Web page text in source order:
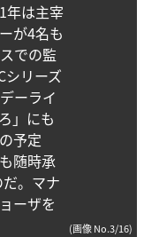
年は主宰
が4名も
での監
シリーズ
ーライ
」にも
予定
随時承
。マナ
ーザを
(画像 No.3/16)